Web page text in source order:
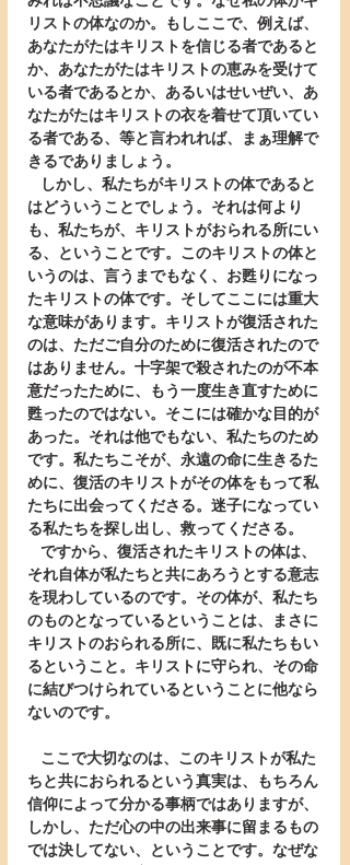
リストの体なのか。もしここで、例えば、
あなたがたはキリストを信じる者であると
か、あなたがたはキリストの恵みを受けて
いる者であるとか、あるいはせいぜい、あ
なたがたはキリストの衣を着せて頂いてい
る者である、等と言われれば、まぁ理解で
きるでありましょう。
はどういうことでしょう。それは何より
も、私たちが、キリストがおられる所にい
る、ということです。このキリストの体と
いうのは、言うまでもなく、お甦りになっ
たキリストの体です。そしてここには重大
な意味があります。キリストが復活された
のは、ただご自分のために復活されたので
はありません。十字架で殺されたのが不本
意だったために、もう一度生き直すために
甦ったのではない。そこには確かな目的が
あった。それは他でもない、私たちのため
です。私たちこそが、永遠の命に生きるた
めに、復活のキリストがその体をもって私
たちに出会ってくださる。迷子になってい
る私たちを探し出し、救ってくださる。
それ自体が私たちと共にあろうとする意志
を現わしているのです。その体が、私たち
のものとなっているということは、まさに
キリストのおられる所に、既に私たちもい
るということ。キリストに守られ、その命
に結びつけられているということに他なら
ないのです。
ちと共におられるという真実は、もちろん
信仰によって分かる事柄ではありますが、
しかし、ただ心の中の出来事に留まるもの
では決してない、ということです。なぜな